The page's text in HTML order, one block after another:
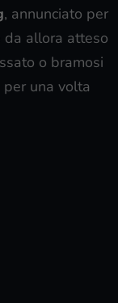
, annunciato per
allora atteso
o bramosi
una volta